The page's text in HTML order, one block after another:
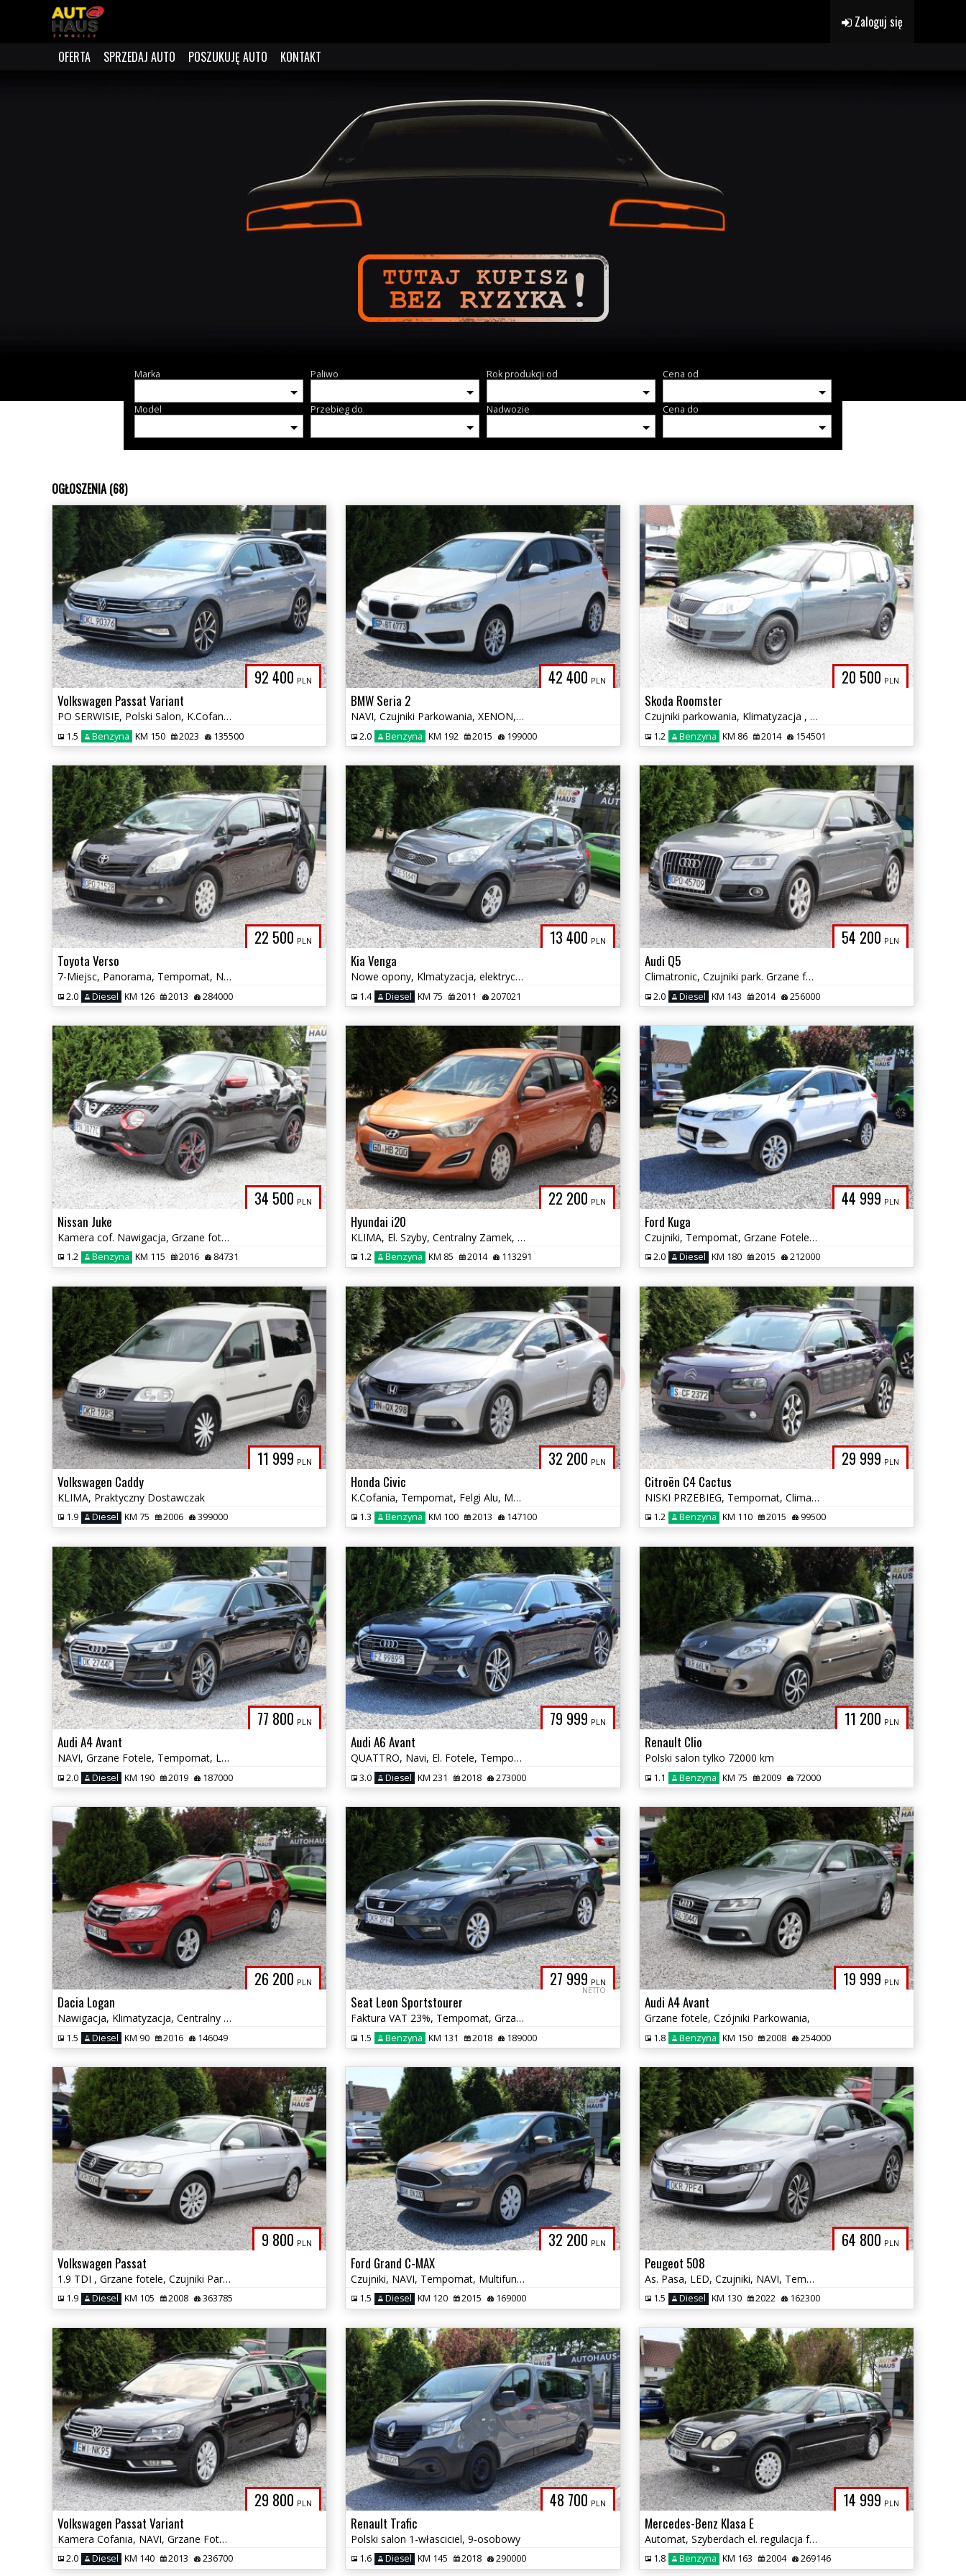
Zaloguj się
OFERTA SPRZEDAJ AUTO POSZUKUJĘ AUTO KONTAKT
Marka Paliwo Rok produkcji od Cena od
Model Przebieg do Nadwozie Cena do
OGŁOSZENIA (68)
92 400 PLN
Volkswagen Passat Variant
PO SERWISIE, Polski Salon, K.Cofania, Aktywny Tempomat, NAVI, Zadbany
1.5 Benzyna KM 150 2023 135500
42 400 PLN
BMW Seria 2
NAVI, Czujniki Parkowania, XENON, Tempomat, Multifunkcja, Alu, Zadbany
2.0 Benzyna KM 192 2015 199000
20 500 PLN
Skoda Roomster
Czujniki parkowania, Klimatyzacja , elektryczne szyby.
1.2 Benzyna KM 86 2014 154501
22 500 PLN
Toyota Verso
7-Miejsc, Panorama, Tempomat, Nawigacja, Grzane fotele, SERWIS.
2.0 Diesel KM 126 2013 284000
13 400 PLN
Kia Venga
Nowe opony, Klmatyzacja, elektryczne szyby. Niskie spalanie.
1.4 Diesel KM 75 2011 207021
54 200 PLN
Audi Q5
Climatronic, Czujniki park. Grzane fotele, Gwarancja 12 miesięcy
2.0 Diesel KM 143 2014 256000
34 500 PLN
Nissan Juke
Kamera cof. Nawigacja, Grzane fotele, Tempomat, Tapicerka, alcantara
1.2 Benzyna KM 115 2016 84731
22 200 PLN
Hyundai i20
KLIMA, El. Szyby, Centralny Zamek, Zadbany, Po Serwisie!
1.2 Benzyna KM 85 2014 113291
44 999 PLN
Ford Kuga
Czujniki, Tempomat, Grzane Fotele, Multifunkcja, Climatroni, Felgi Alu
2.0 Diesel KM 180 2015 212000
11 999 PLN
Volkswagen Caddy
KLIMA, Praktyczny Dostawczak
1.9 Diesel KM 75 2006 399000
32 200 PLN
Honda Civic
K.Cofania, Tempomat, Felgi Alu, Multif, Climatronic, El.Szyby, Zadbany
1.3 Benzyna KM 100 2013 147100
29 999 PLN
Citroën C4 Cactus
NISKI PRZEBIEG, Tempomat, Climatronic, Multifunkcja, Alu, Czujniki
1.2 Benzyna KM 110 2015 99500
77 800 PLN
Audi A4 Avant
NAVI, Grzane Fotele, Tempomat, LED, Felgi Alu, Skóra, Czujniki Parkowa
2.0 Diesel KM 190 2019 187000
79 999 PLN
Audi A6 Avant
QUATTRO, Navi, El. Fotele, Tempomat Aktywny, WEBASTO, Czyt. Znaków
3.0 Diesel KM 231 2018 273000
11 200 PLN
Renault Clio
Polski salon tylko 72000 km
1.1 Benzyna KM 75 2009 72000
26 200 PLN
Dacia Logan
Nawigacja, Klimatyzacja, Centralny zamek, Tylko 3.5L/100km
1.5 Diesel KM 90 2016 146049
27 999 PLN
NETTO
Seat Leon Sportstourer
Faktura VAT 23%, Tempomat, Grzane Fotele, Multifunkcja, Alu, Zadbany
1.5 Benzyna KM 131 2018 189000
19 999 PLN
Audi A4 Avant
Grzane fotele, Czójniki Parkowania,
1.8 Benzyna KM 150 2008 254000
9 800 PLN
Volkswagen Passat
1.9 TDI , Grzane fotele, Czujniki Parkowania.
1.9 Diesel KM 105 2008 363785
32 200 PLN
Ford Grand C-MAX
Czujniki, NAVI, Tempomat, Multifunkcja, El. Szyby, Climatronic, 7 Osób
1.5 Diesel KM 120 2015 169000
64 800 PLN
Peugeot 508
As. Pasa, LED, Czujniki, NAVI, Tempomat, Alu, Multifunkcja, Zadbany
1.5 Diesel KM 130 2022 162300
29 800 PLN
Volkswagen Passat Variant
Kamera Cofania, NAVI, Grzane Fotele, Tempomat, Multifunkcja, Alu
2.0 Diesel KM 140 2013 236700
48 700 PLN
Renault Trafic
Polski salon 1-własciciel, 9-osobowy
1.6 Diesel KM 145 2018 290000
14 999 PLN
Mercedes-Benz Klasa E
Automat, Szyberdach el. regulacja foteli, El. klapa bagażnika...
1.8 Benzyna KM 163 2004 269146